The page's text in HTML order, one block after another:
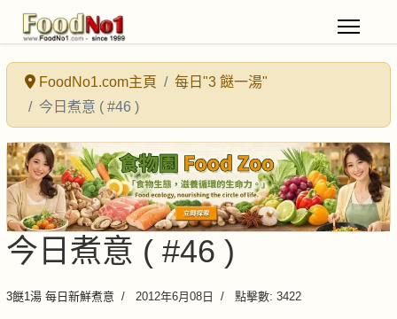
FoodNo1.com主頁
每日"3 餸一湯"
今日煮意 ( #46 )
今日煮意 ( #46 )
3餸1湯 每日新鮮煮意 2012年6月08日 點擊數: 3422